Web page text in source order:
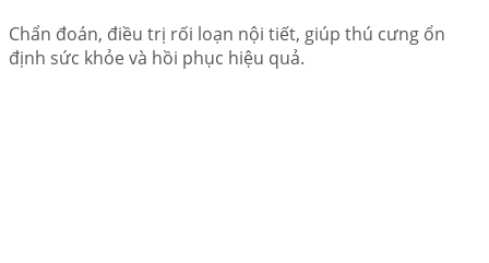
Chẩn đoán, điều trị rối loạn nội tiết, giúp thú cưng ổn
định sức khỏe và hồi phục hiệu quả.